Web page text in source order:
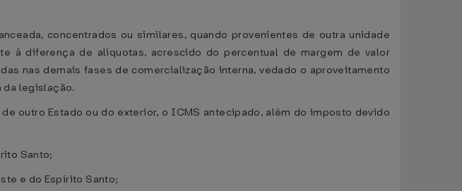
concentrados ou similares, quando provenientes de outra unidade
à diferença de alíquotas, acrescido do percentual de margem de valor
nas demais fases de comercialização interna, vedado o aproveitamento
da legislação.
outro Estado ou do exterior, o ICMS antecipado, além do imposto devido
Santo;
e do Espírito Santo;